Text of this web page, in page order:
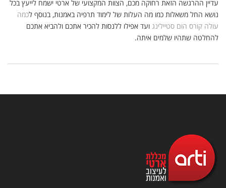
עדיין ההרגשה הזאת רחוקה מכם, הצוות המקצועי של ארטי ישמח לייעץ בכל
נושא החל משאלות כמו מה העלות של לימוד תרפיה באמנות, בנוסף לכמה
עולה קורס הום סטיילינג ועד אפילו ללנסות להכיר אתכם ולהביא אתכם
להחלטה שתהיו שלמים איתה.